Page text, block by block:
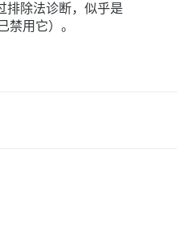
排除法诊断，似乎是
禁用它）。